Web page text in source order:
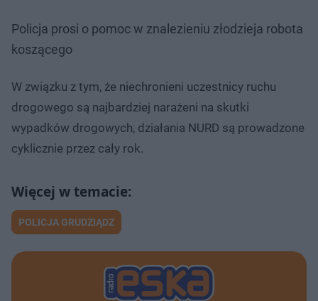
Policja prosi o pomoc w znalezieniu złodzieja robota
koszącego
W związku z tym, że niechronieni uczestnicy ruchu
drogowego są najbardziej narażeni na skutki
wypadków drogowych, działania NURD są prowadzone
cyklicznie przez cały rok.
POLICJA GRUDZIĄDZ